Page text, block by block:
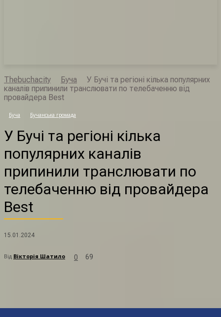
Thebuchacity Буча
У Бучі та регіоні кілька популярних
каналів припинили транслювати по телебаченню від
провайдера Best
Буча Бучанська громада
У Бучі та регіоні кілька
популярних каналів
припинили транслювати по
телебаченню від провайдера
Best
15.01.2024
Від Вікторія Шатило 0 69